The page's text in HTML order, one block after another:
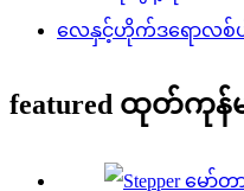
လေနှင့်ဟိုက်ဒရောလစ်
featured ထုတ်ကုန်မ